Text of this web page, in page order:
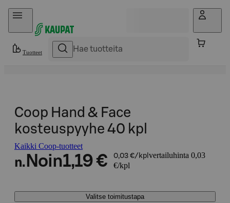
Hyppää sisältöön
Tuotteet
Coop Hand & Face
kosteuspyyhe 40 kpl
Kaikki Coop-tuotteet
n. Noin1,19 € 0,03 €/kpl vertailuhinta 0,03
€/kpl
Valitse toimitustapa